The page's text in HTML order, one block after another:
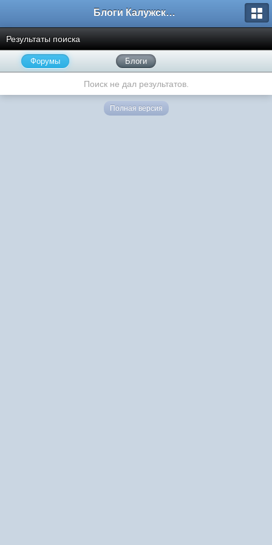
Блоги Калужского перекрестка
Результаты поиска
Форумы Блоги
Поиск не дал результатов.
Полная версия